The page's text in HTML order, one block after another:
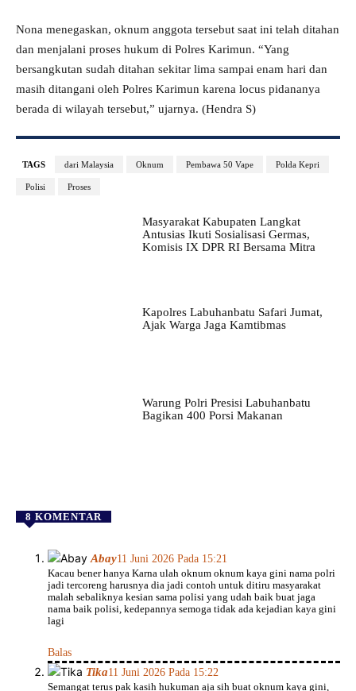
Nona menegaskan, oknum anggota tersebut saat ini telah ditahan
dan menjalani proses hukum di Polres Karimun. “Yang
bersangkutan sudah ditahan sekitar lima sampai enam hari dan
masih ditangani oleh Polres Karimun karena locus pidananya
berada di wilayah tersebut,” ujarnya. (Hendra S)
TAGS dari Malaysia Oknum Pembawa 50 Vape Polda Kepri
Polisi Proses
Masyarakat Kabupaten Langkat
Antusias Ikuti Sosialisasi Germas,
Komisis IX DPR RI Bersama Mitra
Kapolres Labuhanbatu Safari Jumat,
Ajak Warga Jaga Kamtibmas
Warung Polri Presisi Labuhanbatu
Bagikan 400 Porsi Makanan
8 KOMENTAR
Abay11 Juni 2026 Pada 15:21
Kacau bener hanya Karna ulah oknum oknum kaya gini nama polri
jadi tercoreng harusnya dia jadi contoh untuk ditiru masyarakat
malah sebaliknya kesian sama polisi yang udah baik buat jaga
nama baik polisi, kedepannya semoga tidak ada kejadian kaya gini
lagi
Balas
Tika11 Juni 2026 Pada 15:22
Semangat terus pak kasih hukuman aja sih buat oknum kaya gini,